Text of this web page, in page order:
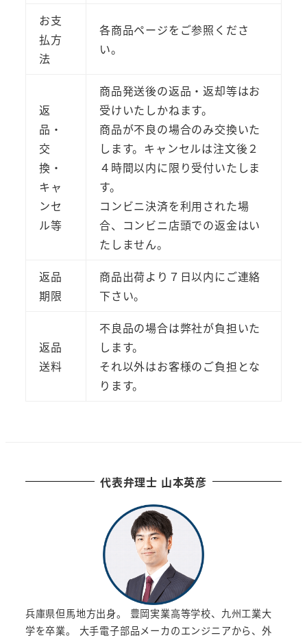
お支
払方
法
各商品ページをご参照くださ
い。
返
品・
交
換・
キャ
ンセ
ル等
商品発送後の返品・返却等はお
受けいたしかねます。
商品が不良の場合のみ交換いた
します。キャンセルは注文後２
４時間以内に限り受付いたしま
す。
コンビニ決済を利用された場
合、コンビニ店頭での返金はい
たしません。
返品
期限
商品出荷より７日以内にご連絡
下さい。
返品
送料
不良品の場合は弊社が負担いた
します。
それ以外はお客様のご負担とな
ります。
代表弁理士 山本英彦
兵庫県但馬地方出身。 豊岡実業高等学校、九州工業大
学を卒業。 大手電子部品メーカのエンジニアから、外